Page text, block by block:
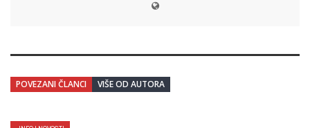
POVEZANI ČLANCI VIŠE OD AUTORA